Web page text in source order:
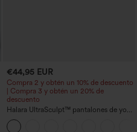
+5
€44,95 EUR
Compra 2 y obtén un 10% de descuento
| Compra 3 y obtén un 20% de
descuento
Halara UltraSculpt™ pantalones de yoga
holgados de talle alto con control
abdominal, rayas color block y bolsillos